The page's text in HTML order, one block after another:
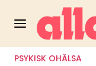
PSYKISK OHÄLSA